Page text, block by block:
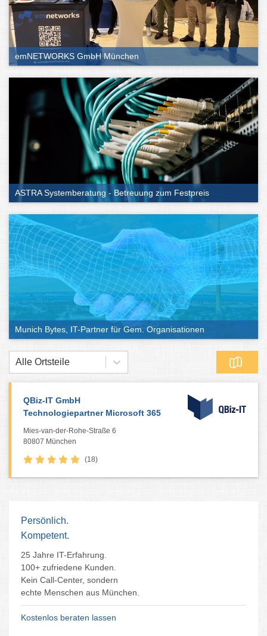
emNETWORKS GmbH München
ASTRA Systemberatung - Betreuung zum Festpreis
Munich Bytes, IT-Partner für Gem. Organisationen
Alle Ortsteile
QBiz-IT GmbH
Technologiepartner Microsoft 365
Mies-van-der-Rohe-Straße 6
80807 München
(18)
Persönlich.
Kompetent.
25 Jahre IT-Erfahrung.
100+ zufriedene Kunden.
Kein Call-Center, sondern
echte Menschen aus München.
Kostenlos beraten lassen